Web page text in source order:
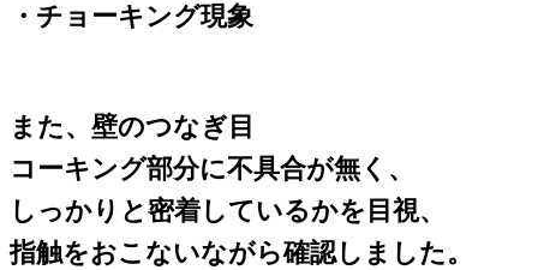
・チョーキング現象
また、 壁のつなぎ目
コーキング部分に不具合が無く、
しっかりと密着しているかを目視、
指触をおこないながら確認しました。